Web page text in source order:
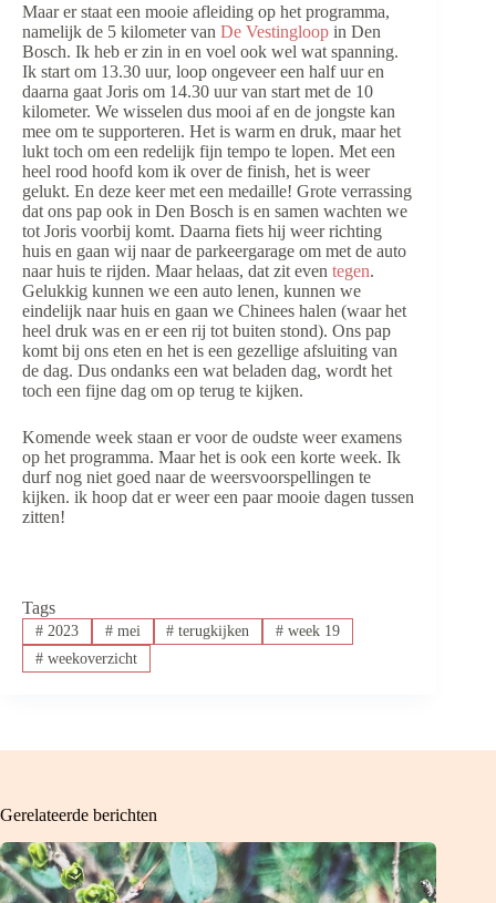
Maar er staat een mooie afleiding op het programma,
namelijk de 5 kilometer van De Vestingloop in Den
Bosch. Ik heb er zin in en voel ook wel wat spanning.
Ik start om 13.30 uur, loop ongeveer een half uur en
daarna gaat Joris om 14.30 uur van start met de 10
kilometer. We wisselen dus mooi af en de jongste kan
mee om te supporteren. Het is warm en druk, maar het
lukt toch om een redelijk fijn tempo te lopen. Met een
heel rood hoofd kom ik over de finish, het is weer
gelukt. En deze keer met een medaille! Grote verrassing
dat ons pap ook in Den Bosch is en samen wachten we
tot Joris voorbij komt. Daarna fiets hij weer richting
huis en gaan wij naar de parkeergarage om met de auto
naar huis te rijden. Maar helaas, dat zit even tegen.
Gelukkig kunnen we een auto lenen, kunnen we
eindelijk naar huis en gaan we Chinees halen (waar het
heel druk was en er een rij tot buiten stond). Ons pap
komt bij ons eten en het is een gezellige afsluiting van
de dag. Dus ondanks een wat beladen dag, wordt het
toch een fijne dag om op terug te kijken.
Komende week staan er voor de oudste weer examens
op het programma. Maar het is ook een korte week. Ik
durf nog niet goed naar de weersvoorspellingen te
kijken. ik hoop dat er weer een paar mooie dagen tussen
zitten!
Tags
#2023 #mei # terugkijken # week 19
#weekoverzicht
Gerelateerde berichten